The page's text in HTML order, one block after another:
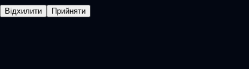
Відхилити Прийняти